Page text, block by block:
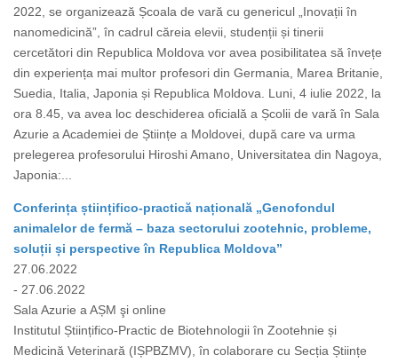
2022, se organizează Școala de vară cu genericul „Inovații în
nanomedicină”, în cadrul căreia elevii, studenții și tinerii
cercetători din Republica Moldova vor avea posibilitatea să învețe
din experiența mai multor profesori din Germania, Marea Britanie,
Suedia, Italia, Japonia și Republica Moldova. Luni, 4 iulie 2022, la
ora 8.45, va avea loc deschiderea oficială a Școlii de vară în Sala
Azurie a Academiei de Științe a Moldovei, după care va urma
prelegerea profesorului Hiroshi Amano, Universitatea din Nagoya,
Japonia:...
Conferința științifico-practică națională „Genofondul
animalelor de fermă – baza sectorului zootehnic, probleme,
soluții și perspective în Republica Moldova”
27.06.2022
- 27.06.2022
Sala Azurie a AȘM şi online
Institutul Științifico-Practic de Biotehnologii în Zootehnie și
Medicină Veterinară (IȘPBZMV), în colaborare cu Secția Științe